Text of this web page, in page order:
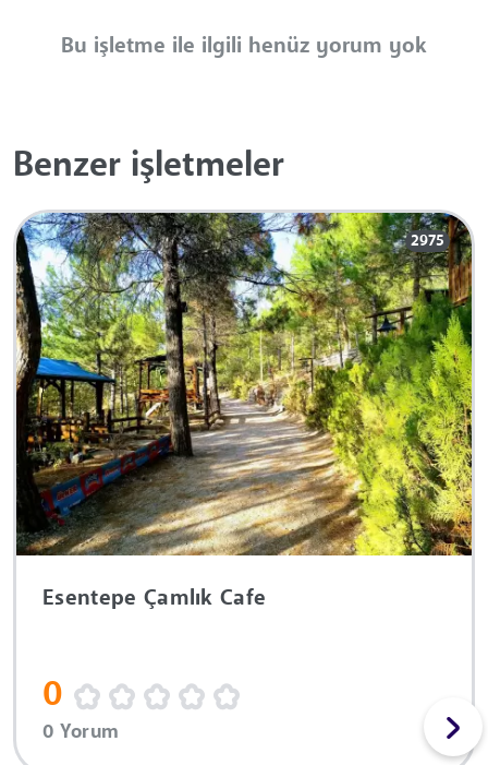
Bu işletme ile ilgili henüz yorum yok
Benzer işletmeler
2975
Esentepe Çamlık Cafe
0
0 Yorum